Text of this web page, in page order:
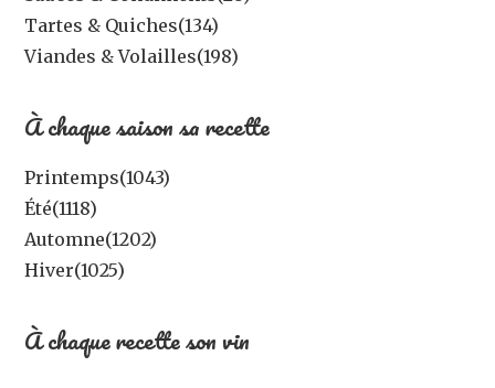
Tartes & Quiches(134)
Viandes & Volailles(198)
À chaque saison sa recette
Printemps(1043)
Été(1118)
Automne(1202)
Hiver(1025)
À chaque recette son vin